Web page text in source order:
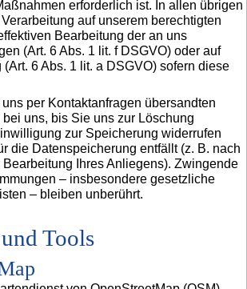
erforderlich ist. In allen übrigen
auf unserem berechtigten
Bearbeitung der an uns
(Art. 6 Abs. 1 lit. f DSGVO) oder auf
(Art. 6 Abs. 1 lit. a DSGVO) sofern diese
per Kontaktanfragen übersandten
uns, bis Sie uns zur Löschung
zur Speicherung widerrufen
die Datenspeicherung entfällt (z. B. nach
Ihres Anliegens). Zwingende
– insbesondere gesetzliche
– bleiben unberührt.
Tools